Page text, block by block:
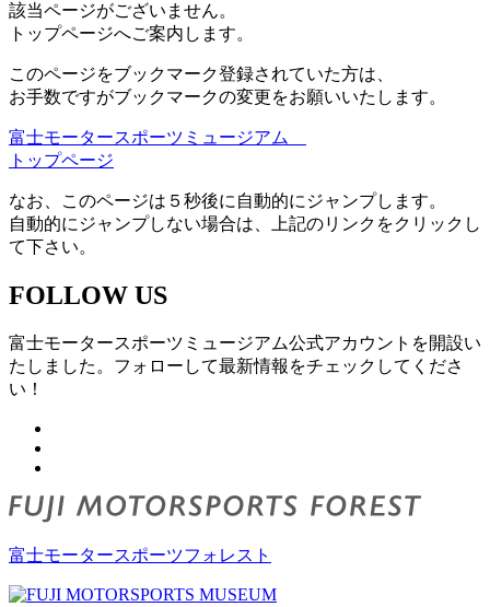
該当ページがございません。
トップページへご案内します。
このページをブックマーク登録されていた方は、
お手数ですがブックマークの変更をお願いいたします。
富士モータースポーツミュージアム
トップページ
なお、このページは５秒後に自動的にジャンプします。
自動的にジャンプしない場合は、上記のリンクをクリックし
て下さい。
FOLLOW US
富士モータースポーツミュージアム公式アカウントを開設い
たしました。フォローして最新情報をチェックしてくださ
い！
富士モータースポーツフォレスト